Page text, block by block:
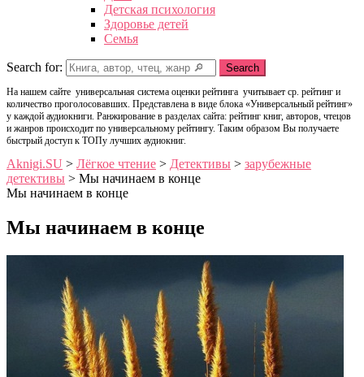
Детская психология
Здоровье детей
Семья
Search for: Search
На нашем сайте универсальная система оценки рейтинга учитывает ср. рейтинг и
количество проголосовавших. Представлена в виде блока «Универсальный рейтинг»
у каждой аудиокниги. Ранжирование в разделах сайта: рейтинг книг, авторов, чтецов
и жанров происходит по универсальному рейтингу. Таким образом Вы получаете
быстрый доступ к ТОПу лучших аудиокниг.
Aknigi.SU > Лёгкое чтение > Детективы > зарубежные
детективы > Мы начинаем в конце
Мы начинаем в конце
Мы начинаем в конце